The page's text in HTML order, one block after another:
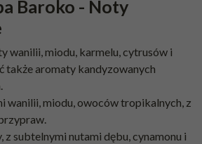
Baroko - Noty
wanilii, miodu, karmelu, cytrusów i
także aromaty kandyzowanych
wanilii, miodu, owoców tropikalnych, z
z subtelnymi nutami dębu, cynamonu i